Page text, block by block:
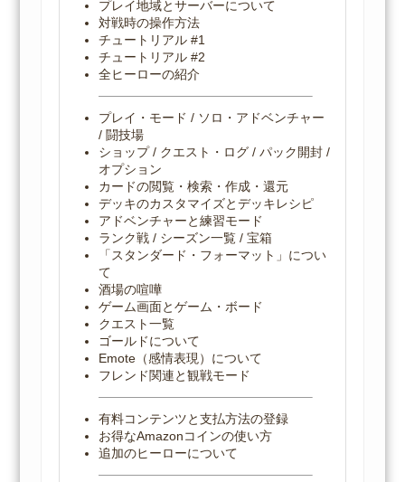
プレイ地域とサーバーについて
対戦時の操作方法
チュートリアル #1
チュートリアル #2
全ヒーローの紹介
プレイ・モード / ソロ・アドベンチャー
/ 闘技場
ショップ / クエスト・ログ / パック開封 /
オプション
カードの閲覧・検索・作成・還元
デッキのカスタマイズとデッキレシピ
アドベンチャーと練習モード
ランク戦 / シーズン一覧 / 宝箱
「スタンダード・フォーマット」につい
て
酒場の喧嘩
ゲーム画面とゲーム・ボード
クエスト一覧
ゴールドについて
Emote（感情表現）について
フレンド関連と観戦モード
有料コンテンツと支払方法の登録
お得なAmazonコインの使い方
追加のヒーローについて